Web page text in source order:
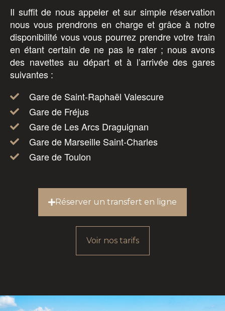
Il suffit de nous appeler et sur simple réservation
nous vous prendrons en charge et grâce à notre
disponibilité vous vous pourrez prendre votre train
en étant certain de ne pas le rater ; nous avons
des navettes au départ et à l’arrivée des gares
suivantes :
Gare de Saint-Raphaël Valescure
Gare de Fréjus
Gare de Les Arcs Draguignan
Gare de Marseille Saint-Charles
Gare de Toulon
Réserver un transfert en ligne
Voir nos tarifs